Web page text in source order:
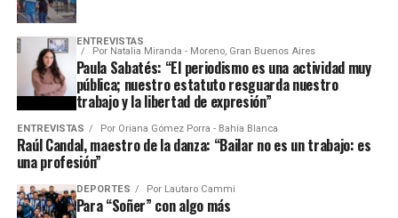
ENTREVISTAS
Por Natalia Miranda - Moreno, Gran Buenos Aires
Paula Sabatés: “El periodismo es una actividad muy
pública; nuestro estatuto resguarda nuestro
trabajo y la libertad de expresión”
ENTREVISTAS Por Oriana Gómez Porra - Bahía Blanca
Raúl Candal, maestro de la danza: “Bailar no es un trabajo: es
una profesión”
DEPORTES Por Lautaro Cammi
Para “Soñer” con algo más